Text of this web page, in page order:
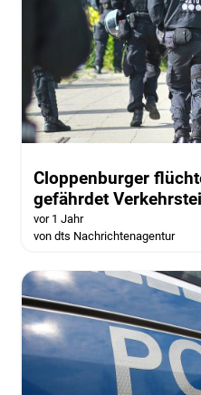
Cloppenburger
gefährdet
vor 1 Jahr
von dts Nachrichtenagentur